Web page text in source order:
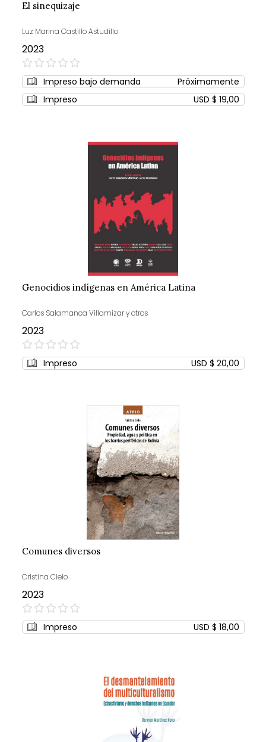
El sinequizaje
Luz Marina Castillo Astudillo
2023
0%
Impreso bajo demanda
Próximamente
Impreso
USD $ 19,00
Genocidios indígenas en América Latina
Carlos Salamanca Villamizar y otros
2023
0%
Impreso USD $ 20,00
Comunes diversos
Cristina Cielo
2023
0%
Impreso USD $ 18,00